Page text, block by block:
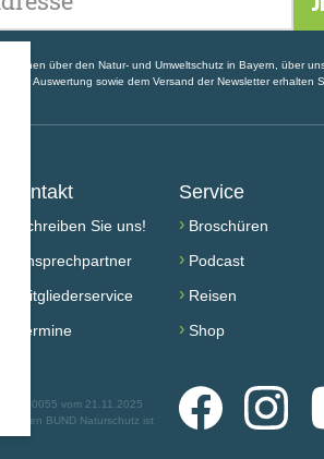
Ihre E-Mail-Adresse
über den Natur- und Umweltschutz in Bayern, über
Auswertung sowie dem Versand der Newsletter erhalten
Kontakt
Schreiben Sie uns!
Ansprechpartner
Mitgliederservice
Termine
Service
› Broschüren
› Podcast
› Reisen
› Shop
FacebookInstagram
147/80055 vom 21.11.2025
an den BUND Naturschutz ist